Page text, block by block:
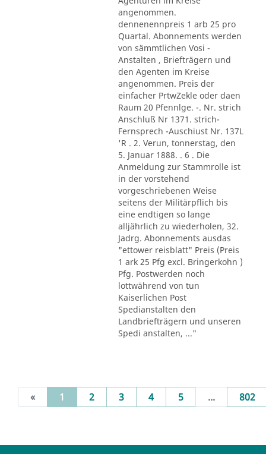
angenommen.
dennenennpreis 1 arb 25 pro
Quartal. Abonnements werden
von sämmtlichen Vosi -
Anstalten , Briefträgern und
den Agenten im Kreise
angenommen. Preis der
einfacher PrtwZekle oder daen
Raum 20 Pfennlge. -. Nr. strich
Anschluß Nr 1371. strich-
Fernsprech -Auschiust Nr. 137L
'R . 2. Verun, tonnerstag, den
5. Januar 1888. . 6 . Die
Anmeldung zur Stammrolle ist
in der vorstehend
vorgeschriebenen Weise
seitens der Militärpflich bis
eine endtigen so lange
alljährlich zu wiederholen, 32.
Jadrg. Abonnements ausdas
"ettower reisblatt" Preis (Preis
1 ark 25 Pfg excl. Bringerkohn )
Pfg. Postwerden noch
lottwährend von tun
Kaiserlichen Post
Spedianstalten den
Landbriefträgern und unseren
Spedi anstalten, ..."
« 1 (current)
2 3 4 5 ... 802